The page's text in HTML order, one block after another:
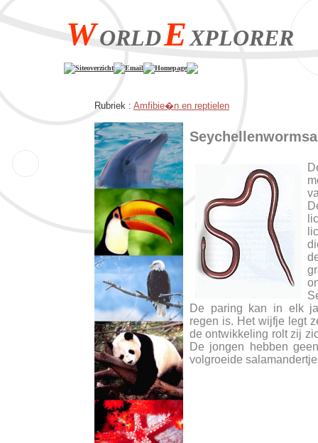
WORLDEXPLORER
Siteoverzicht Email Homepage
Rubriek : Amfibie�n en reptielen
De paring kan in elk
regen is. Het wijfje legt
de ontwikkeling rolt zij
De jongen hebben
volgroeide